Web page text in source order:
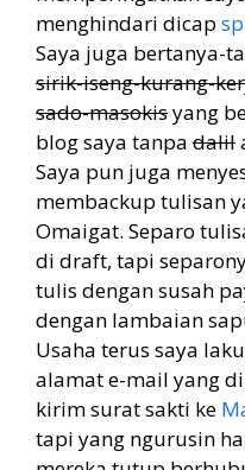
menghindari dicap
Saya juga bertanya-
sirik-iseng-kurang-
sado-masokisyang
blog saya tanpa dalil
Saya pun juga
membackup tulisan
Omaigat. Separo
di draft, tapi
tulis dengan susah
dengan lambaian
Usaha terus saya
alamat e-mail yang
kirim surat sakti ke
tapi yang ngurusin